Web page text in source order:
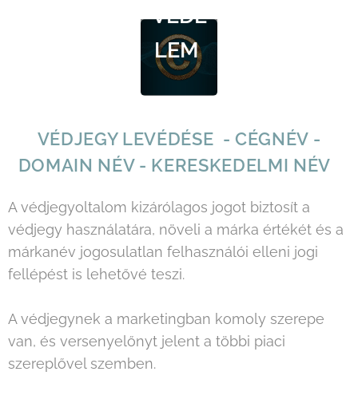
VÉDE
LEM
VÉDJEGY LEVÉDÉSE - CÉGNÉV -
DOMAIN NÉV - KERESKEDELMI NÉV
A védjegyoltalom kizárólagos jogot biztosít a
védjegy használatára, növeli a márka értékét és a
márkanév jogosulatlan felhasználói elleni jogi
fellépést is lehetővé teszi.
A védjegynek a marketingban komoly szerepe
van, és versenyelőnyt jelent a többi piaci
szereplővel szemben.